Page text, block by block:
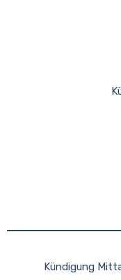
Kündigung